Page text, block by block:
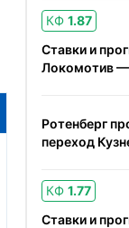
КФ 1.87
Ставки и
Локомотив —
Ротенберг
переход
КФ 1.77
Ставки и